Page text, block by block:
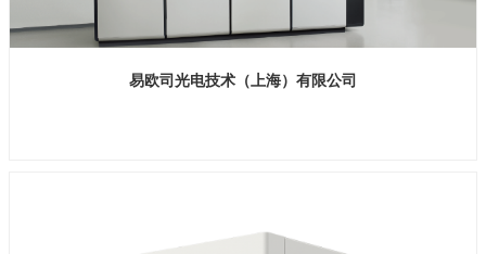
易欧司光电技术（上海）有限公司